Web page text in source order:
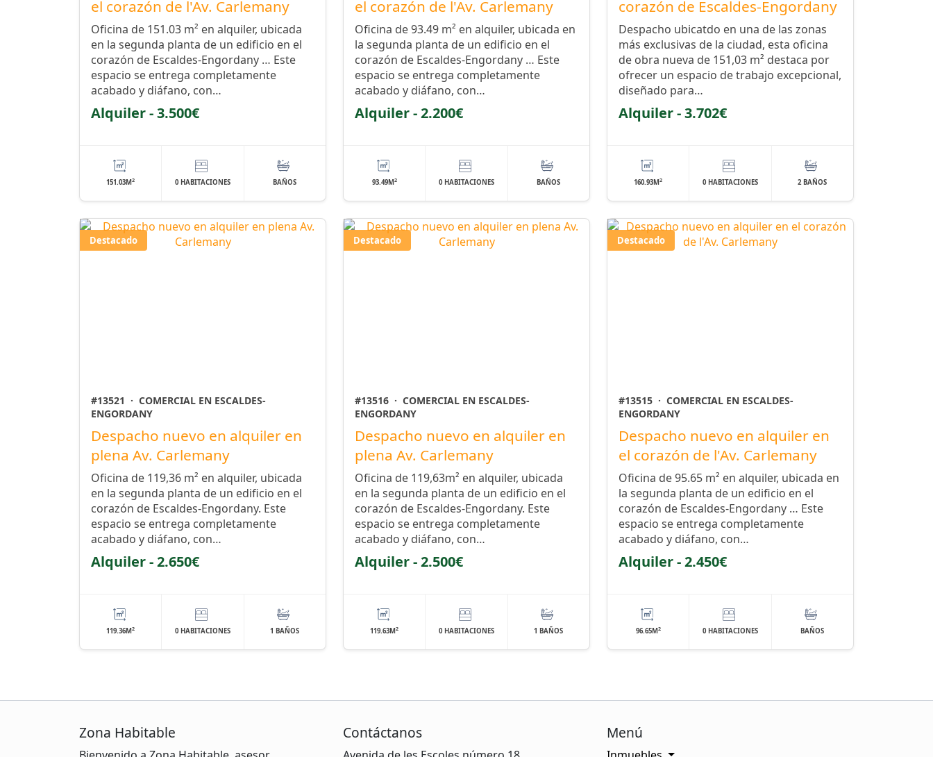
el corazón de l'Av. Carlemany
Oficina de 151.03 m² en alquiler, ubicada
en la segunda planta de un edificio en el
corazón de Escaldes-Engordany … Este
espacio se entrega completamente
acabado y diáfano, con…
Alquiler - 3.500€
151.03M2 0 HABITACIONES BAÑOS
el corazón de l'Av. Carlemany
Oficina de 93.49 m² en alquiler, ubicada en
la segunda planta de un edificio en el
corazón de Escaldes-Engordany … Este
espacio se entrega completamente
acabado y diáfano, con…
Alquiler - 2.200€
93.49M2 0 HABITACIONES BAÑOS
corazón de Escaldes-Engordany
Despacho ubicatdo en una de las zonas
más exclusivas de la ciudad, esta oficina
de obra nueva de 151,03 m² destaca por
ofrecer un espacio de trabajo excepcional,
diseñado para…
Alquiler - 3.702€
160.93M2 0 HABITACIONES 2 BAÑOS
Destacado
#13521 · COMERCIAL EN ESCALDES-
ENGORDANY
Despacho nuevo en alquiler en
plena Av. Carlemany
Oficina de 119,36 m² en alquiler, ubicada
en la segunda planta de un edificio en el
corazón de Escaldes-Engordany. Este
espacio se entrega completamente
acabado y diáfano, con…
Alquiler - 2.650€
119.36M2 0 HABITACIONES 1 BAÑOS
Destacado
#13516 · COMERCIAL EN ESCALDES-
ENGORDANY
Despacho nuevo en alquiler en
plena Av. Carlemany
Oficina de 119,63m² en alquiler, ubicada
en la segunda planta de un edificio en el
corazón de Escaldes-Engordany. Este
espacio se entrega completamente
acabado y diáfano, con…
Alquiler - 2.500€
119.63M2 0 HABITACIONES 1 BAÑOS
Destacado
#13515 · COMERCIAL EN ESCALDES-
ENGORDANY
Despacho nuevo en alquiler en
el corazón de l'Av. Carlemany
Oficina de 95.65 m² en alquiler, ubicada en
la segunda planta de un edificio en el
corazón de Escaldes-Engordany … Este
espacio se entrega completamente
acabado y diáfano, con…
Alquiler - 2.450€
96.65M2 0 HABITACIONES BAÑOS
Zona Habitable Contáctanos Menú